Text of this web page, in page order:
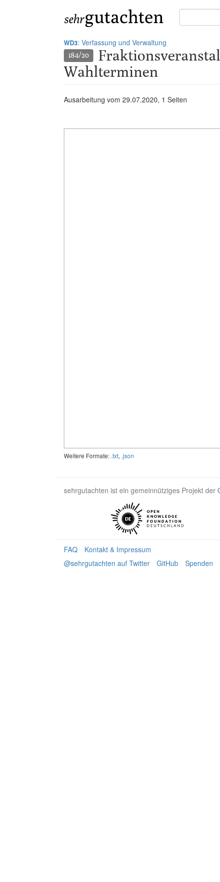
Suche
in
WD3: Verfassung und Verwaltung
184/20
Wahlterminen
Ausarbeitung vom 29.07.2020, 1 Seiten
Weitere Formate: .txt, .json
sehrgutachten ist ein gemeinnütziges Projekt der
FAQ
Kontakt & Impressum
@sehrgutachten auf Twitter
GitHub Spenden